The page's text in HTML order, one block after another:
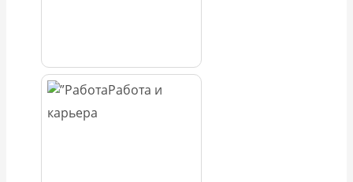
Работа и
карьера